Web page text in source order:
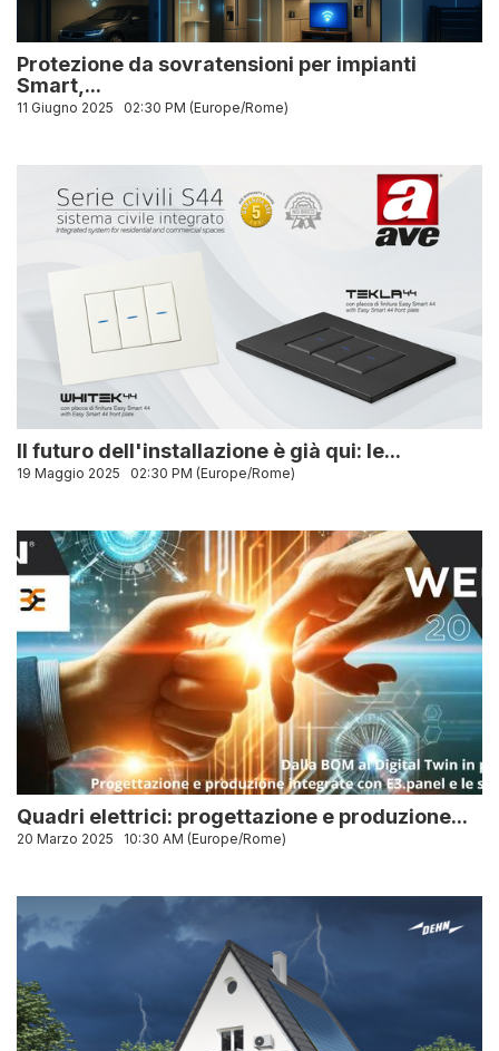
Protezione da sovratensioni per impianti
Smart,...
11 Giugno 2025 02:30 PM (Europe/Rome)
Il futuro dell'installazione è già qui: le...
19 Maggio 2025 02:30 PM (Europe/Rome)
Quadri elettrici: progettazione e produzione...
20 Marzo 2025 10:30 AM (Europe/Rome)